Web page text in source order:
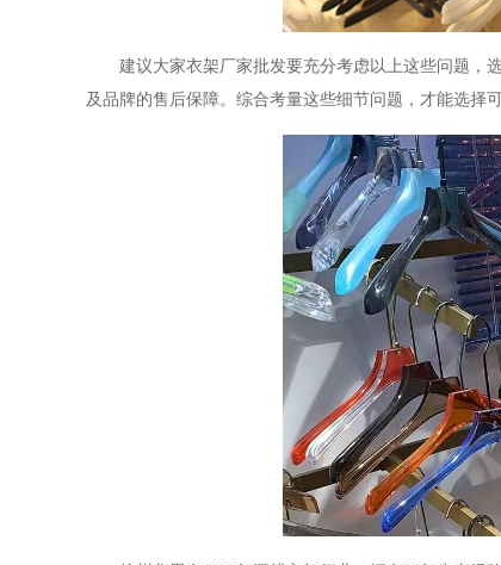
建议大家衣架厂家批发要充分考虑以上这些问题，
及品牌的售后保障。综合考量这些细节问题，才能选择